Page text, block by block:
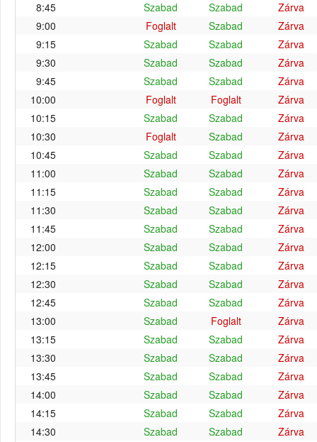
8:45
Szabad Szabad
Zárva
9:00
Foglalt Szabad
Zárva
9:15
Szabad Szabad
Zárva
9:30
Szabad Szabad
Zárva
9:45
Szabad Szabad
Zárva
10:00
Foglalt Foglalt
Zárva
10:15
Szabad Szabad
Zárva
10:30
Foglalt Szabad
Zárva
10:45
Szabad Szabad
Zárva
11:00
Szabad Szabad
Zárva
11:15
Szabad Szabad
Zárva
11:30
Szabad Szabad
Zárva
11:45
Szabad Szabad
Zárva
12:00
Szabad Szabad
Zárva
12:15
Szabad Szabad
Zárva
12:30
Szabad Szabad
Zárva
12:45
Szabad Szabad
Zárva
13:00
Szabad Foglalt
Zárva
13:15
Szabad Szabad
Zárva
13:30
Szabad Szabad
Zárva
13:45
Szabad Szabad
Zárva
14:00
Szabad Szabad
Zárva
14:15
Szabad Szabad
Zárva
14:30
Szabad Szabad
Zárva